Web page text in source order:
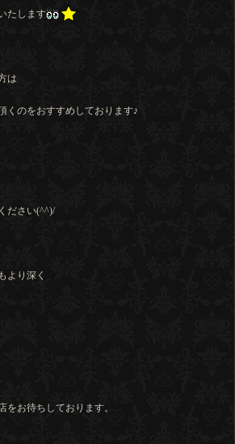
たします
は
くのをおすすめしております♪
ださい(^^)/
より深く
をお待ちしております。